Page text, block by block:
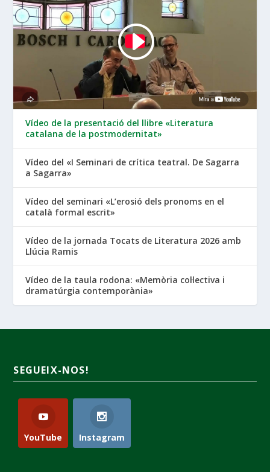
Vídeo de la presentació del llibre «Literatura
catalana de la postmodernitat»
Vídeo del «I Seminari de crítica teatral. De Sagarra
a Sagarra»
Vídeo del seminari «L’erosió dels pronoms en el
català formal escrit»
Vídeo de la jornada Tocats de Literatura 2026 amb
Llúcia Ramis
Vídeo de la taula rodona: «Memòria col·lectiva i
dramatúrgia contemporània»
SEGUEIX-NOS!
YouTube Instagram